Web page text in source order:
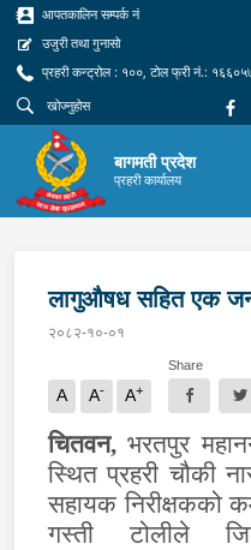
आपतकालिन सम्पर्क नं
उजुरी तथा गुनासो
प्रहरी कन्ट्रोल : १००, टोल फ्री नं.:
बागमती प्रदेश
प्रहरी कार्यालय
लागुऔषध सहित एक
२०८२-१०-०१
A A- A+
Share
चितवन, भरतपुर महान
स्थित प्रहरीचौकी
सहायकनिरीक्षकको
गस्ती टोलीले जि